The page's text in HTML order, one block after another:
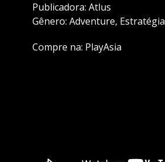
Publicadora: Atlus
Gênero: Adventure, Estratégia
Compre na: PlayAsia